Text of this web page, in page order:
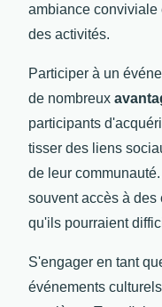
ambiance conviviale
des activités.
Participer à un
de nombreux
participants
tisser des liens
de leur
souvent accès à des
qu'ils pourraient
S'engager en tant
événements